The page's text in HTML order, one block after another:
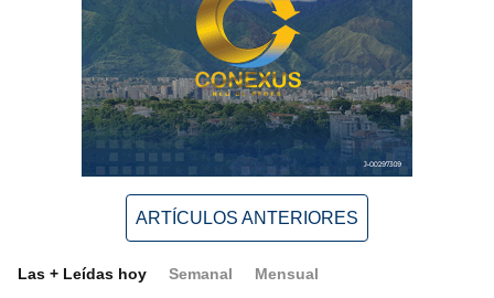
ARTÍCULOS ANTERIORES
Las + Leídas hoy Semanal Mensual